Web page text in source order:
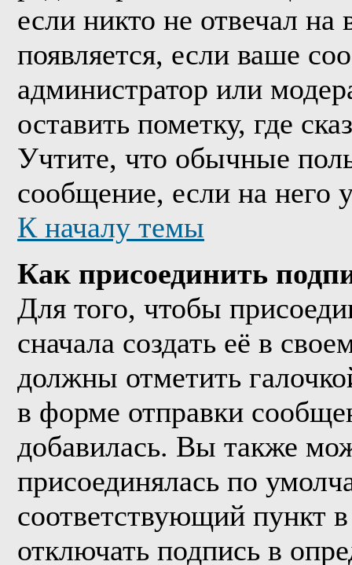
если никто не отвечал
появляется, если ваше
администратор или
оставить пометку, где
Учтите, что обычные
сообщение, если на него
К началу темы
Как присоединить
Для того, чтобы
сначала создать её в
должны отметить
в форме отправки
добавилась. Вы также
присоединялась по
соответствующий пункт
отключать подпись в